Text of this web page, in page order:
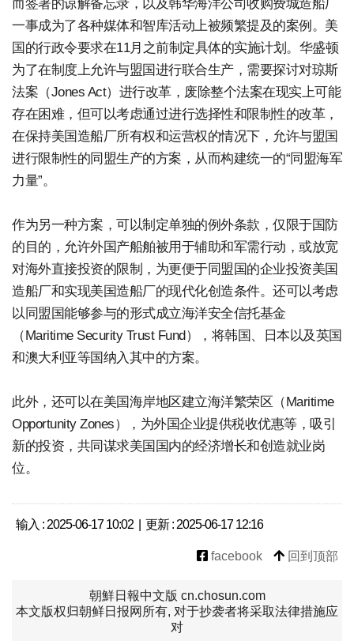
而签署的谅解备忘录，以及韩华海洋公司收购费城造船厂
一事成为了各种媒体和智库活动上被频繁提及的案例。美
国的行政令要求在11月之前制定具体的实施计划。华盛顿
为了在制度上允许与盟国进行联合生产，需要探讨对琼斯
法案（Jones Act）进行改革，废除整个法案在现实上可能
存在困难，但可以考虑通过进行选择性和限制性的改革，
在保持美国造船厂所有权和运营权的情况下，允许与盟国
进行限制性的同盟生产的方案，从而构建统一的“同盟海军
力量”。
作为另一种方案，可以制定单独的例外条款，仅限于国防
的目的，允许外国产船舶被用于辅助和军需行动，或放宽
对海外直接投资的限制，为更便于同盟国的企业投资美国
造船厂和实现美国造船厂的现代化创造条件。还可以考虑
以同盟国能够参与的形式成立海洋安全信托基金
（Maritime Security Trust Fund），将韩国、日本以及英国
和澳大利亚等国纳入其中的方案。
此外，还可以在美国海岸地区建立海洋繁荣区（Maritime
Opportunity Zones），为外国企业提供税收优惠等，吸引
新的投资，共同谋求美国国内的经济增长和创造就业岗
位。
输入 : 2025-06-17 10:02 | 更新 : 2025-06-17 12:16
facebook 回到顶部
朝鮮日報中文版 cn.chosun.com
本文版权归朝鲜日报网所有, 对于抄袭者将采取法律措施应
对